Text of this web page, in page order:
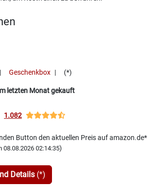
Geschenkbox (*)
letzten Monat gekauft
1.082
Button den aktuellen Preis auf amazon.de*
02:14:35)
Details (*)